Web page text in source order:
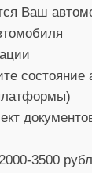
Ваш
3500